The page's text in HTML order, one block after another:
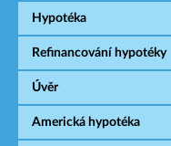
Hypotéka
Refinancování hypotéky
Úvěr
Americká hypotéka